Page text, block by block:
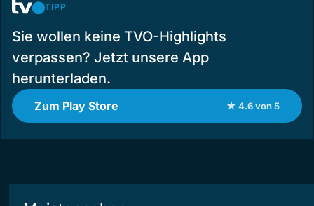
TIPP
Sie wollen keine TVO-Highlights
verpassen? Jetzt unsere App
herunterladen.
Zum Play Store ★ 4.6 von 5